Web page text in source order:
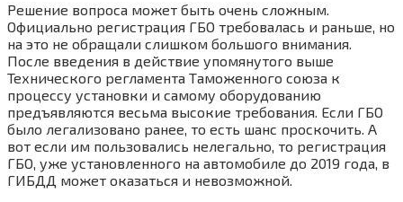
Решение вопроса может быть очень сложным.
Официально регистрация ГБО требовалась и раньше, но
на это не обращали слишком большого внимания.
После введения в действие упомянутого выше
Технического регламента Таможенного союза к
процессу установки и самому оборудованию
предъявляются весьма высокие требования. Если ГБО
было легализовано ранее, то есть шанс проскочить. А
вот если им пользовались нелегально, то регистрация
ГБО, уже установленного на автомобиле до 2019 года, в
ГИБДД может оказаться и невозможной.